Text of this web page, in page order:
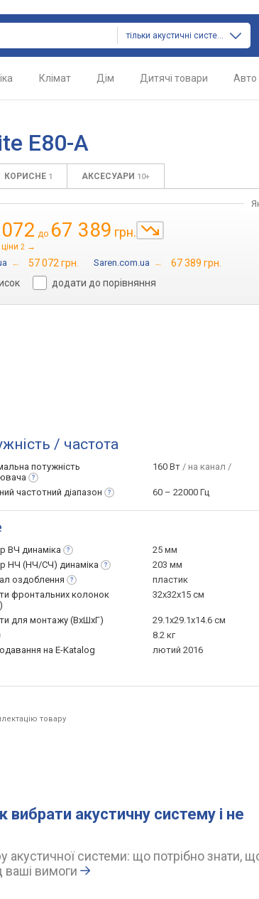
тільки акустичні системи
Клімат Дім Дитячі товари Авто
E80-A
КОРИСНЕ 1 АКСЕСУАРИ 10+
до 67 389 грн.
2 →
→ 57 072 грн. Saren.com.ua →
67 389 грн.
додати до порівняння
/ частота
потужність
160 Вт / на канал /
частотний діапазон 60 – 22000 Гц
ВЧ динаміка
25 мм
НЧ (НЧ/СЧ) динаміка
203 мм
оздоблення
пластик
фронтальних колонок
32x32x15 см
для монтажу (ВхШхГ)
29.1x29.1x14.6 см
8.2 кг
на E-Katalog
лютий 2016
товару
вибрати акустичну систему і не
акустичної системи: що потрібно знати,
ваші вимоги